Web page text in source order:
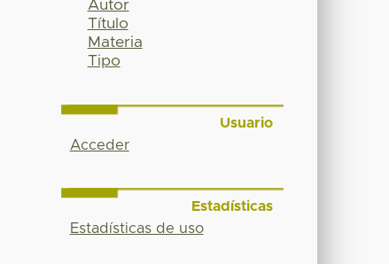
Autor
Título
Materia
Tipo
Usuario
Acceder
Estadísticas
Estadísticas de uso